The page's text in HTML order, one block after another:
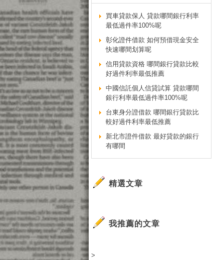
買車貸款保人 貸款哪間銀行利率
最低過件率100%呢
彰化證件借款 如何預借現金安全
快速哪間划算呢
信用貸款資格 哪間銀行貸款比較
好過件利率最低推薦
中國信託個人信貸試算 貸款哪間
銀行利率最低過件率100%呢
台東身分證借款 哪間銀行貸款比
較好過件利率最低推薦
新北市證件借款 最好貸款的銀行
有哪間
精選文章
我推薦的文章
>